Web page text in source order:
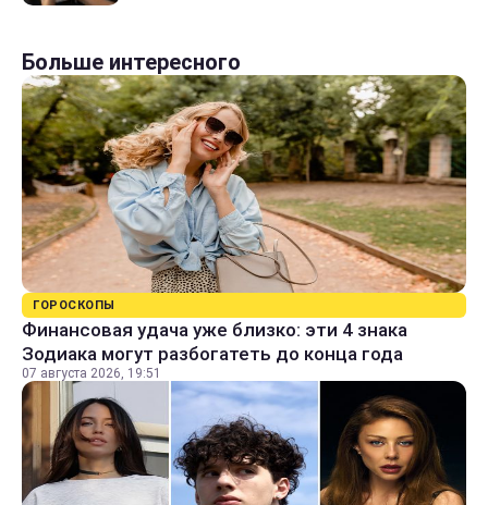
Больше интересного
ГОРОСКОПЫ
Финансовая удача уже близко: эти 4 знака
Зодиака могут разбогатеть до конца года
07 августа 2026, 19:51